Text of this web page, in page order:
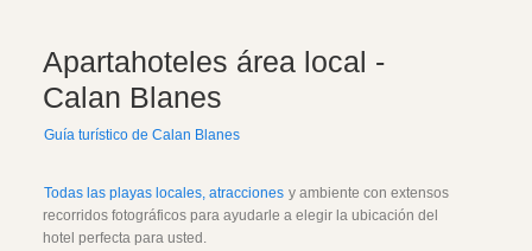
Apartahoteles área local -
Calan Blanes
Guía turístico de Calan Blanes
Todas las playas locales, atracciones y ambiente con extensos
recorridos fotográficos para ayudarle a elegir la ubicación del
hotel perfecta para usted.